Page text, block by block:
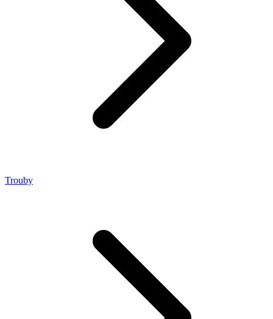
Trouby